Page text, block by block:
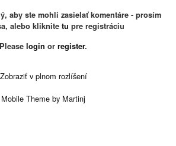
aby ste mohli zasielať komentáre - prosím
alebo kliknite tu pre registráciu
Please login or register.
Zobraziť v plnom rozlíšení
Mobile Theme by Martinj